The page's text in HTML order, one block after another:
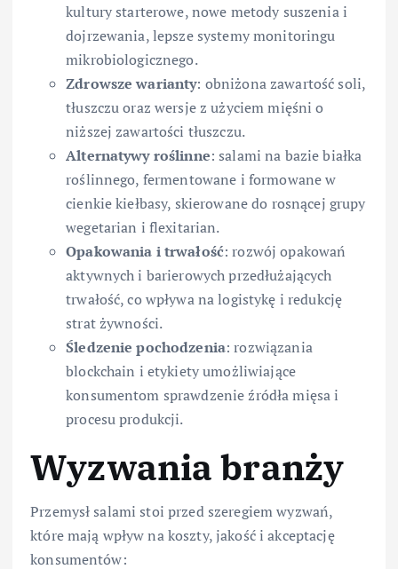
kultury starterowe, nowe metody suszenia i
dojrzewania, lepsze systemy monitoringu
mikrobiologicznego.
Zdrowsze warianty: obniżona zawartość soli,
tłuszczu oraz wersje z użyciem mięśni o
niższej zawartości tłuszczu.
Alternatywy roślinne: salami na bazie białka
roślinnego, fermentowane i formowane w
cienkie kiełbasy, skierowane do rosnącej grupy
wegetarian i flexitarian.
Opakowania i trwałość: rozwój opakowań
aktywnych i barierowych przedłużających
trwałość, co wpływa na logistykę i redukcję
strat żywności.
Śledzenie pochodzenia: rozwiązania
blockchain i etykiety umożliwiające
konsumentom sprawdzenie źródła mięsa i
procesu produkcji.
Wyzwania branży
Przemysł salami stoi przed szeregiem wyzwań,
które mają wpływ na koszty, jakość i akceptację
konsumentów: